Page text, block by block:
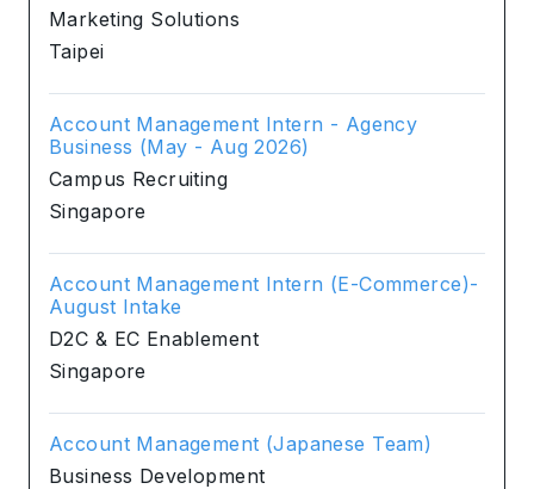
Marketing Solutions
Taipei
Account Management Intern - Agency
Business (May - Aug 2026)
Campus Recruiting
Singapore
Account Management Intern (E-Commerce)-
August Intake
D2C & EC Enablement
Singapore
Account Management (Japanese Team)
Business Development